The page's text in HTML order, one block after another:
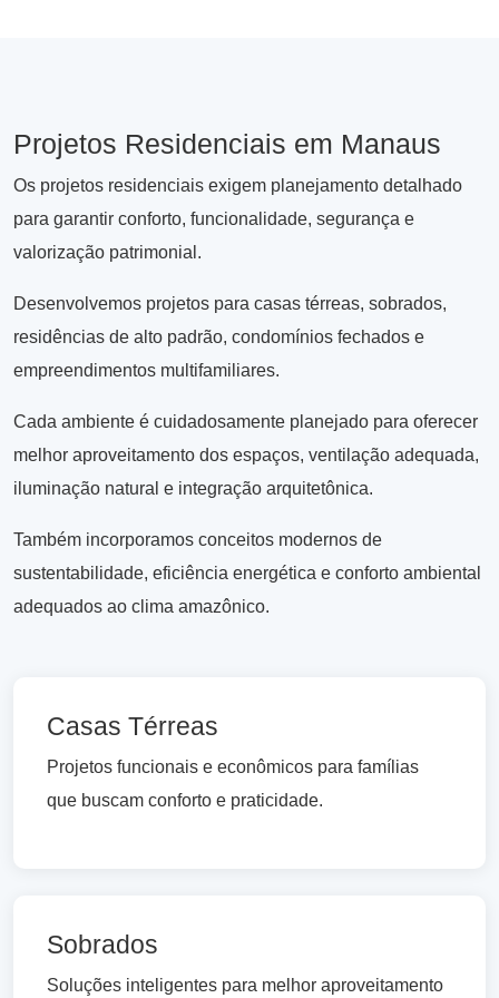
Projetos Residenciais em Manaus
Os projetos residenciais exigem planejamento detalhado
para garantir conforto, funcionalidade, segurança e
valorização patrimonial.
Desenvolvemos projetos para casas térreas, sobrados,
residências de alto padrão, condomínios fechados e
empreendimentos multifamiliares.
Cada ambiente é cuidadosamente planejado para oferecer
melhor aproveitamento dos espaços, ventilação adequada,
iluminação natural e integração arquitetônica.
Também incorporamos conceitos modernos de
sustentabilidade, eficiência energética e conforto ambiental
adequados ao clima amazônico.
Casas Térreas
Projetos funcionais e econômicos para famílias
que buscam conforto e praticidade.
Sobrados
Soluções inteligentes para melhor aproveitamento